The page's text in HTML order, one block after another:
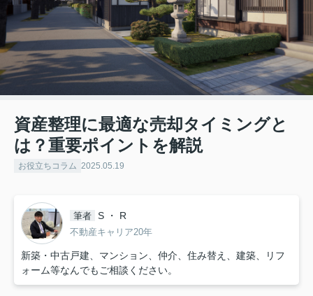
資産整理に最適な売却タイミングと
は？重要ポイントを解説
お役立ちコラム 2025.05.19
筆者 S ・ R
不動産キャリア20年
新築・中古戸建、マンション、仲介、住み替え、建築、リフ
ォーム等なんでもご相談ください。